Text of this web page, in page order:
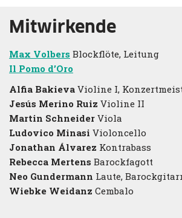
Mitwirkende
Max Volbers Blockflöte, Leitung
Il Pomo d’Oro
Alfia Bakieva Violine I,
Jesús Merino Ruiz Violine II
Martin Schneider Viola
Ludovico Minasi Violoncello
Jonathan Álvarez Kontrabass
Rebecca Mertens Barockfagott
Neo Gundermann Laute,
Wiebke Weidanz Cembalo